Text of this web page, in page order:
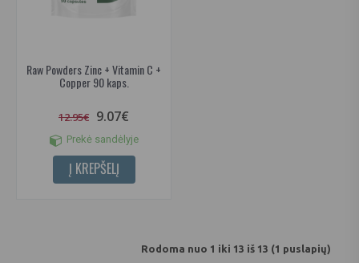
Raw Powders Zinc + Vitamin C +
Copper 90 kaps.
12.95€ 9.07€
Prekė sandėlyje
Į KREPŠELĮ
Rodoma nuo 1 iki 13 iš 13 (1 puslapių)